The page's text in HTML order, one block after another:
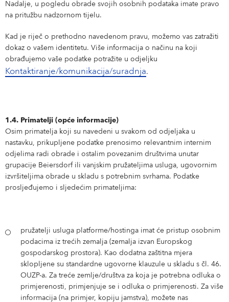
Nadalje, u pogledu obrade svojih osobnih podataka imate pravo
na pritužbu nadzornom tijelu.
Kad je riječ o prethodno navedenom pravu, možemo vas zatražiti
dokaz o vašem identitetu. Više informacija o načinu na koji
obrađujemo vaše podatke potražite u odjeljku
Kontaktiranje/komunikacija/suradnja.
1.4. Primatelji (opće informacije)
Osim primatelja koji su navedeni u svakom od odjeljaka u
nastavku, prikupljene podatke prenosimo relevantnim internim
odjelima radi obrade i ostalim povezanim društvima unutar
grupacije Beiersdorf ili vanjskim pružateljima usluga, ugovornim
izvršiteljima obrade u skladu s potrebnim svrhama. Podatke
prosljeđujemo i sljedećim primateljima:
pružatelji usluga platforme/hostinga imat će pristup osobnim
podacima iz trećih zemalja (zemalja izvan Europskog
gospodarskog prostora). Kao dodatna zaštitna mjera
sklopljene su standardne ugovorne klauzule u skladu s čl. 46.
OUZP-a. Za treće zemlje/društva za koja je potrebna odluka o
primjerenosti, primjenjuje se i odluka o primjerenosti. Za više
informacija (na primjer, kopiju jamstva), možete nas